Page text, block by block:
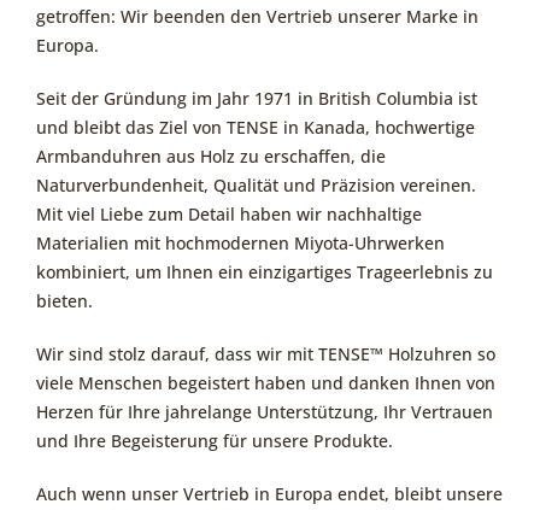
getroffen: Wir beenden den Vertrieb unserer Marke in
Europa.
Seit der Gründung im Jahr 1971 in British Columbia ist
und bleibt das Ziel von TENSE in Kanada, hochwertige
Armbanduhren aus Holz zu erschaffen, die
Naturverbundenheit, Qualität und Präzision vereinen.
Mit viel Liebe zum Detail haben wir nachhaltige
Materialien mit hochmodernen Miyota-Uhrwerken
kombiniert, um Ihnen ein einzigartiges Trageerlebnis zu
bieten.
Wir sind stolz darauf, dass wir mit TENSE™ Holzuhren so
viele Menschen begeistert haben und danken Ihnen von
Herzen für Ihre jahrelange Unterstützung, Ihr Vertrauen
und Ihre Begeisterung für unsere Produkte.
Auch wenn unser Vertrieb in Europa endet, bleibt unsere